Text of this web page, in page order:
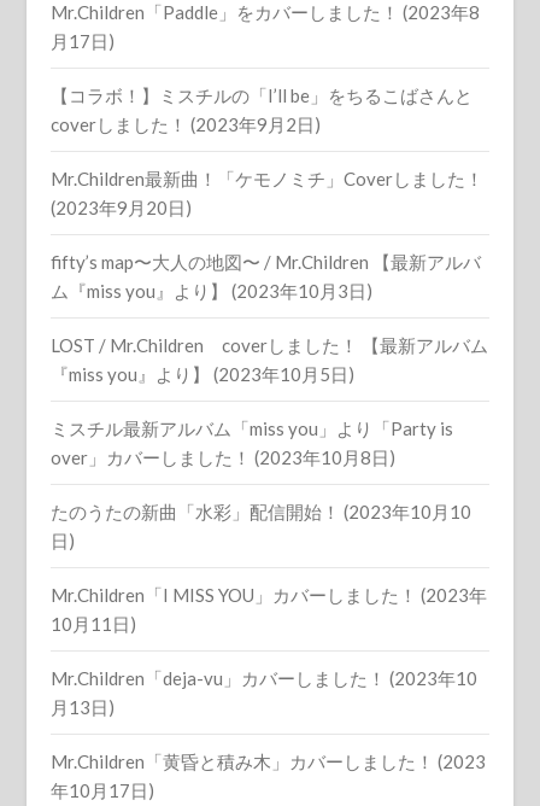
Mr.Children「Paddle」をカバーしました！ (2023年8
月17日)
【コラボ！】ミスチルの「I’ll be」をちるこばさんと
coverしました！ (2023年9月2日)
Mr.Children最新曲！「ケモノミチ」Coverしました！
(2023年9月20日)
fifty’s map〜大人の地図〜 / Mr.Children 【最新アルバ
ム『miss you』より】 (2023年10月3日)
LOST / Mr.Children coverしました！ 【最新アルバム
『miss you』より】 (2023年10月5日)
ミスチル最新アルバム「miss you」より「Party is
over」カバーしました！ (2023年10月8日)
たのうたの新曲「水彩」配信開始！ (2023年10月10
日)
Mr.Children「I MISS YOU」カバーしました！ (2023年
10月11日)
Mr.Children「deja-vu」カバーしました！ (2023年10
月13日)
Mr.Children「黄昏と積み木」カバーしました！ (2023
年10月17日)